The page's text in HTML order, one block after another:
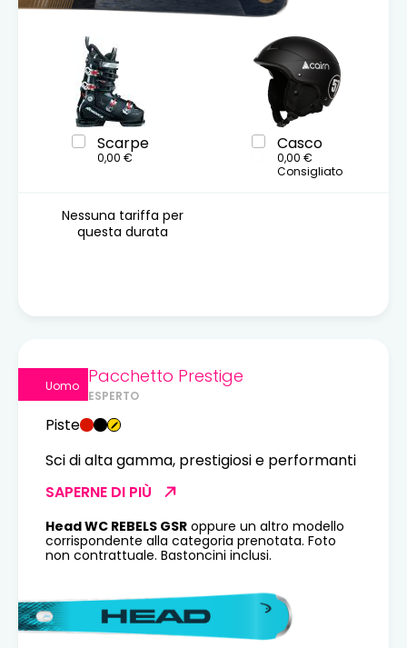
Scarpe
0,00 €
Casco
0,00 €
Consigliato
Nessuna tariffa per
questa durata
Uomo Pacchetto Prestige
ESPERTO
Piste
Sci di alta gamma, prestigiosi e performanti
SAPERNE DI PIÙ
Head WC REBELS GSR oppure un altro modello
corrispondente alla categoria prenotata. Foto
non contrattuale. Bastoncini inclusi.